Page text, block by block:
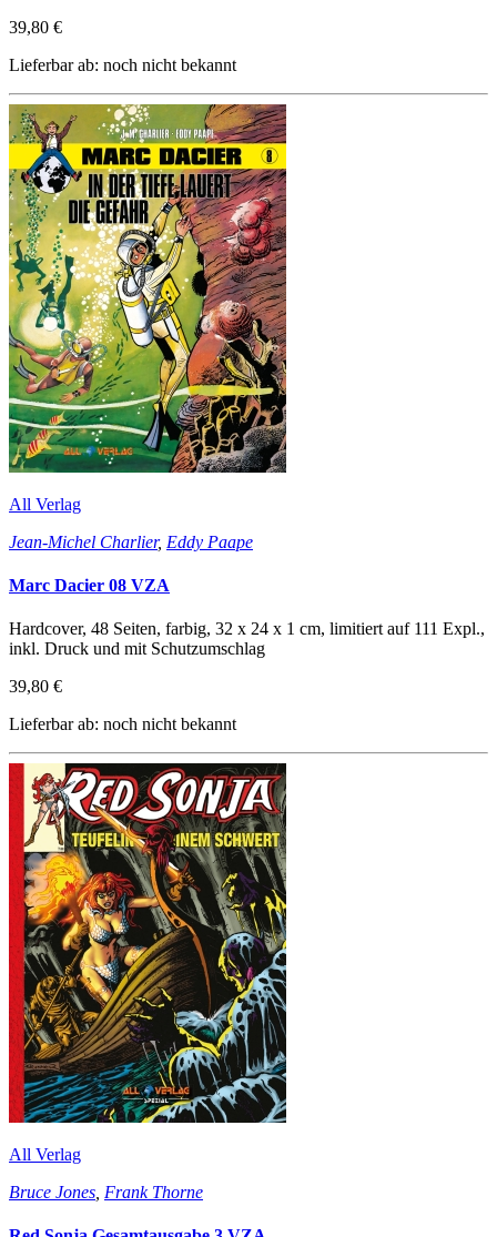
39,80 €
Lieferbar ab: noch nicht bekannt
All Verlag
Jean-Michel Charlier, Eddy Paape
Marc Dacier 08 VZA
Hardcover, 48 Seiten, farbig, 32 x 24 x 1 cm, limitiert auf 111 Expl.,
inkl. Druck und mit Schutzumschlag
39,80 €
Lieferbar ab: noch nicht bekannt
All Verlag
Bruce Jones Frank Thorne